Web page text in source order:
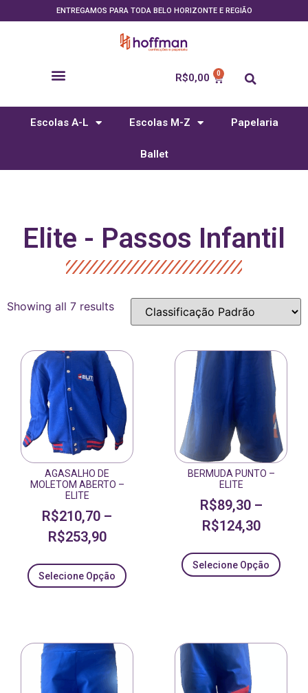
ENTREGAMOS PARA TODA BELO HORIZONTE E REGIÃO
R$0,00
Escolas A-L Escolas M-Z Papelaria
Ballet
Elite - Passos Infantil
Showing all 7 results
AGASALHO DE
MOLETOM ABERTO –
ELITE
R$210,70 –
R$253,90
Selecione Opção
BERMUDA PUNTO –
ELITE
R$89,30–
R$124,30
Selecione Opção